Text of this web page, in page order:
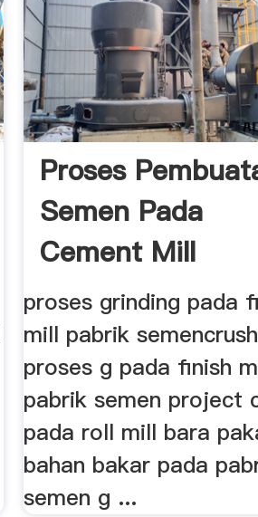
Proses
Semen Pada
Cement Mill
proses grinding pada
mill pabrik
proses g pada finish
pabrik semen project
pada roll mill bara
bahan bakar pada
semen g ...